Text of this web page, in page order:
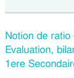
Notion de
Evaluation,
1ere